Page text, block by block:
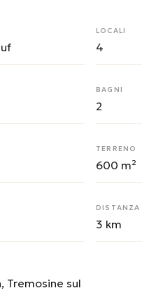
LOCALI
4
BAGNI
2
TERRENO
600 m²
DISTANZA
3 km
Tremosine sul